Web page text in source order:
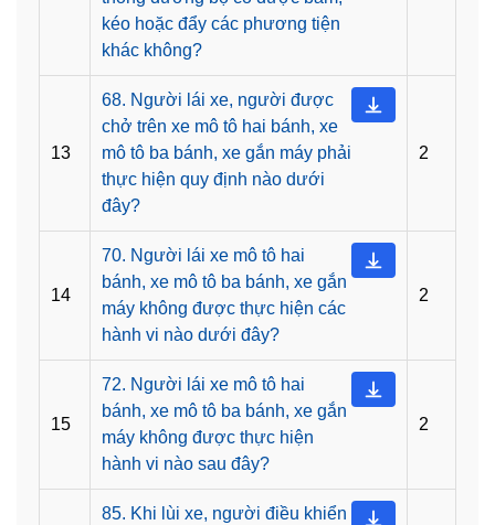
kéo hoặc đẩy các phương tiện
khác không?
13
68. Người lái xe, người được
chở trên xe mô tô hai bánh, xe
mô tô ba bánh, xe gắn máy phải
thực hiện quy định nào dưới
đây?
2
14
70. Người lái xe mô tô hai
bánh, xe mô tô ba bánh, xe gắn
máy không được thực hiện các
hành vi nào dưới đây?
2
15
72. Người lái xe mô tô hai
bánh, xe mô tô ba bánh, xe gắn
máy không được thực hiện
hành vi nào sau đây?
2
85. Khi lùi xe, người điều khiển